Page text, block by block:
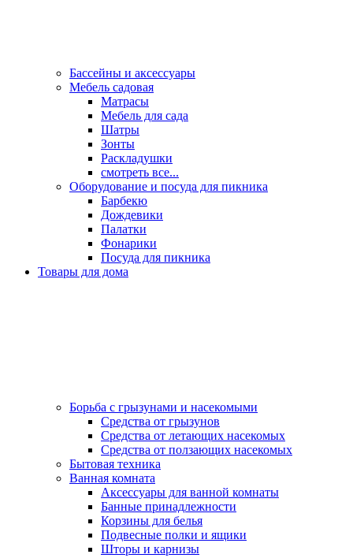
Бассейны и аксессуары
Мебель садовая
Матрасы
Мебель для сада
Шатры
Зонты
Раскладушки
смотреть все...
Оборудование и посуда для пикника
Барбекю
Дождевики
Палатки
Фонарики
Посуда для пикника
Товары для дома
Борьба с грызунами и насекомыми
Средства от грызунов
Средства от летающих насекомых
Средства от ползающих насекомых
Бытовая техника
Ванная комната
Аксессуары для ванной комнаты
Банные принадлежности
Корзины для белья
Подвесные полки и ящики
Шторы и карнизы